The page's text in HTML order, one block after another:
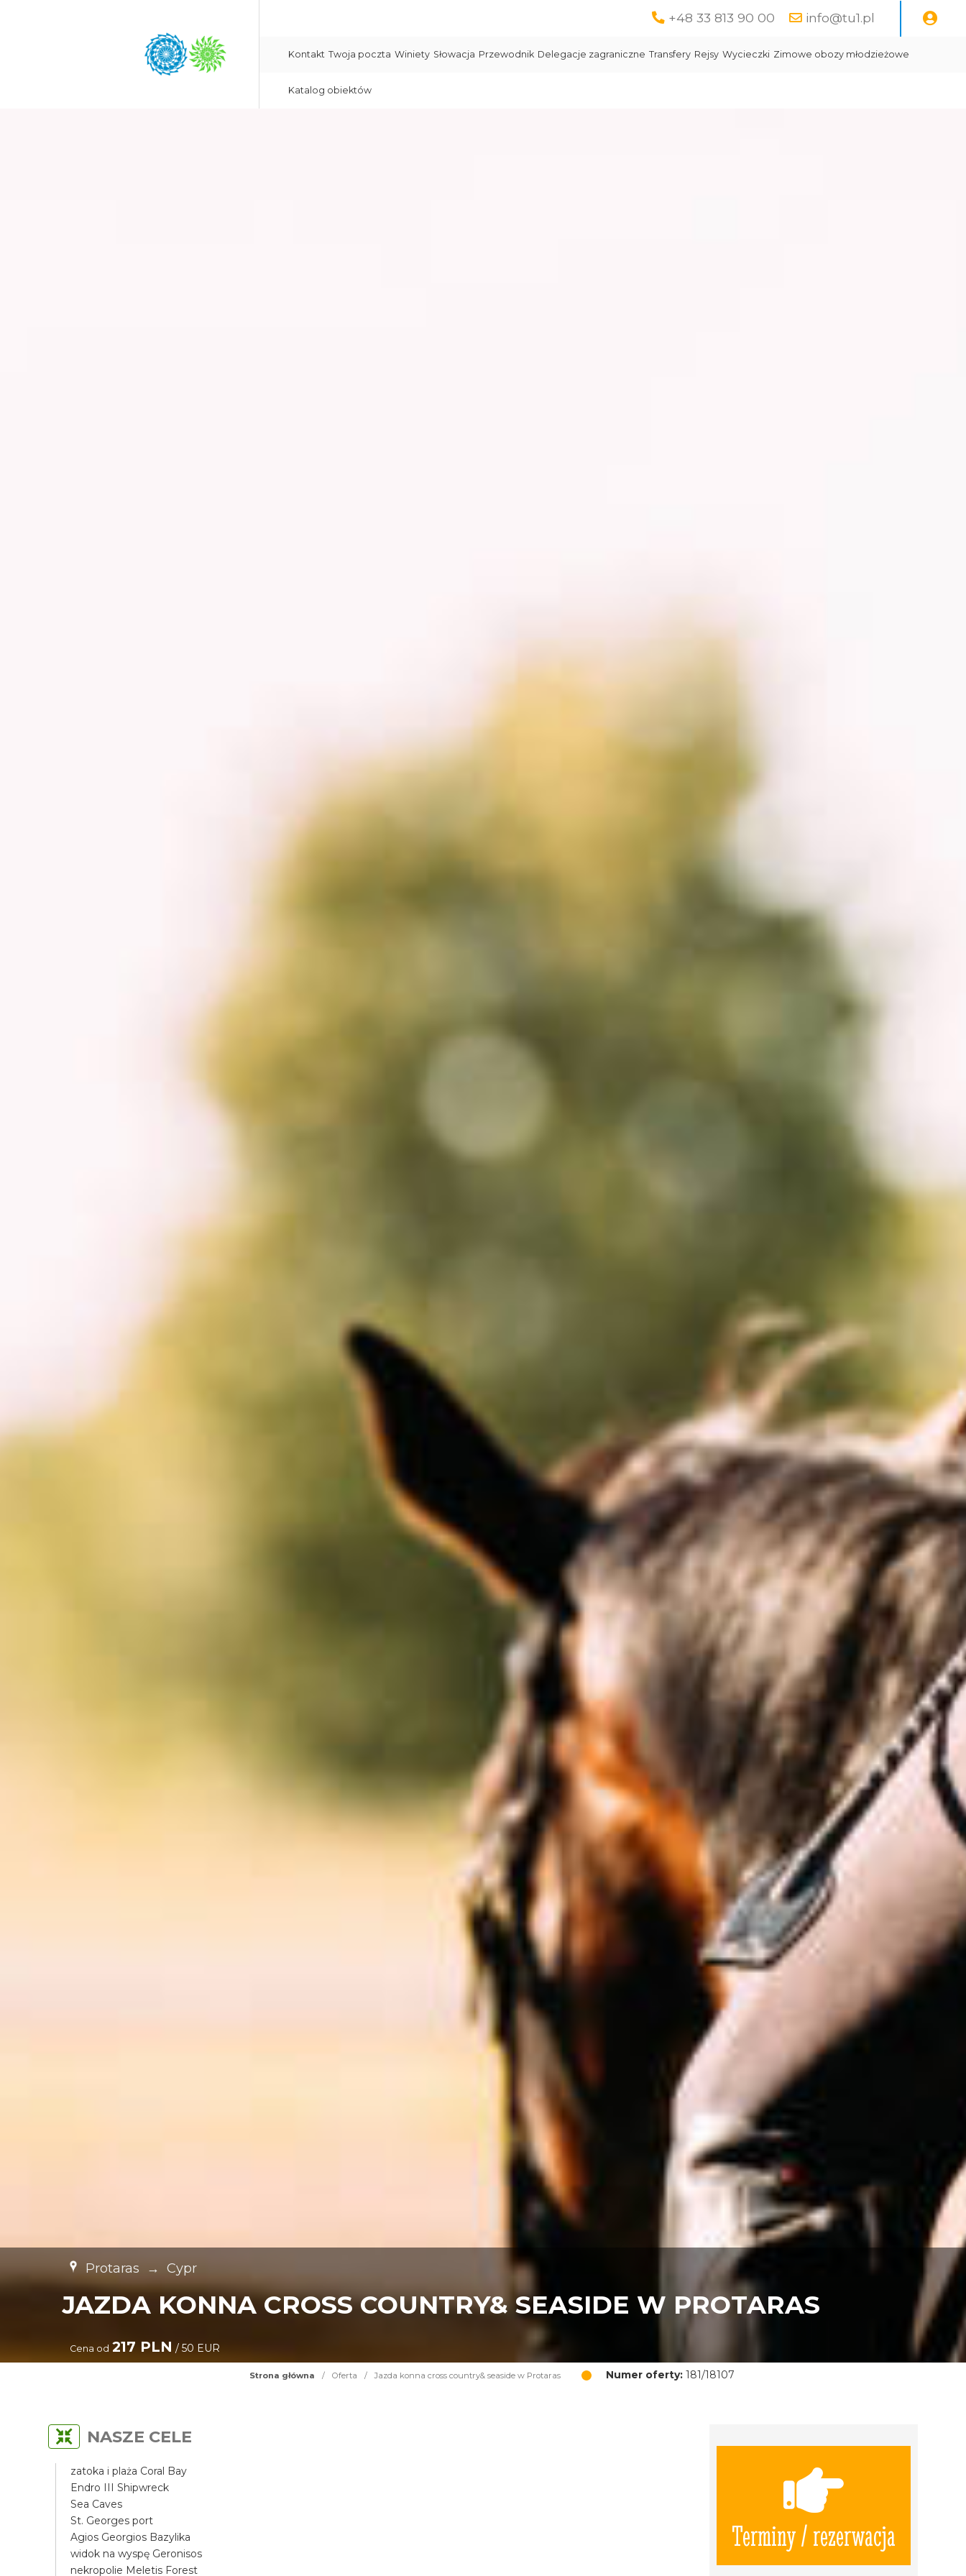
+48 33 813 90 00 info@tu1.pl
Kontakt Twoja poczta Winiety Słowacja Przewodnik Delegacje zagraniczne Transfery Rejsy Wycieczki Zimowe obozy młodzieżowe
Katalog obiektów
Protaras → Cypr
JAZDA KONNA CROSS COUNTRY& SEASIDE W PROTARAS
Cena od 217 PLN / 50 EUR
Strona główna / Oferta / Jazda konna cross country& seaside w Protaras Numer oferty: 181/18107
Terminy / rezerwacja
NASZE CELE
zatoka i plaża Coral Bay
Endro III Shipwreck
Sea Caves
St. Georges port
Agios Georgios Bazylika
widok na wyspę Geronisos
nekropolie Meletis Forest